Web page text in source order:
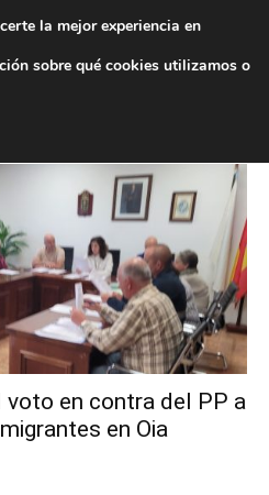
de Oia
de Oia
voto en contra del PP a
en Oia
la mejor experiencia en
sobre qué cookies utilizamos o